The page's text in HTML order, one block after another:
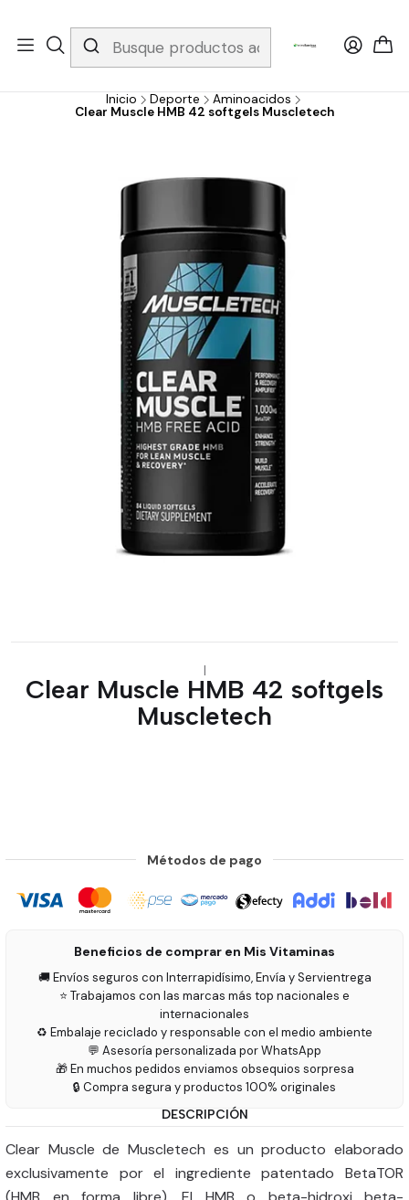
Whatsapp 3229079958/ Fijo 6019251796 / Envios a todo el país y
gratis apartir de 199.000!
Inicio Deporte
Aminoacidos
Clear Muscle HMB 42 softgels Muscletech
|
Clear Muscle HMB 42 softgels
Muscletech
Métodos de pago
Beneficios de comprar en Mis Vitaminas
🚚 Envíos seguros con Interrapidísimo, Envía y Servientrega
⭐ Trabajamos con las marcas más top nacionales e
internacionales
♻️ Embalaje reciclado y responsable con el medio ambiente
💬 Asesoría personalizada por WhatsApp
🎁 En muchos pedidos enviamos obsequios sorpresa
🔒 Compra segura y productos 100% originales
DESCRIPCIÓN
Clear Muscle de Muscletech es un producto elaborado
exclusivamente por el ingrediente patentado BetaTOR